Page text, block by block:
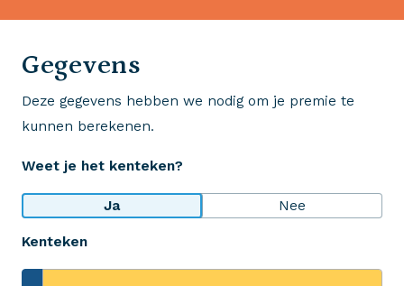
Gegevens
Deze gegevens hebben we nodig om je premie te
kunnen berekenen.
Weet je het kenteken?
Ja Nee
Kenteken
Wij krijgen een 8,5!
Op basis van ruim 3.000 reviews
Bekijk wat anderen over ons zeggen